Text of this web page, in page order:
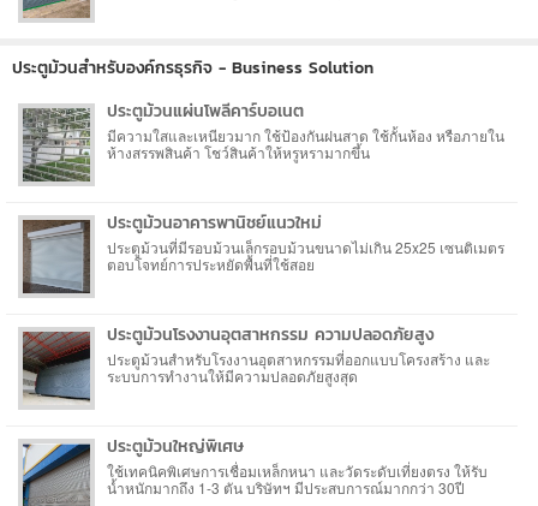
ประตูม้วนสำหรับองค์กรธุรกิจ - Business Solution
ประตูม้วนแผ่นโพลีคาร์บอเนต
มีความใสและเหนียวมาก ใช้ป้องกันฝนสาด ใช้กั้นห้อง หรือภายใน
ห้างสรรพสินค้า โชว์สินค้าให้หรูหรามากขึ้น
ประตูม้วนอาคารพานิชย์แนวใหม่
ประตูม้วนที่มีรอบม้วนเล็กรอบม้วนขนาดไม่เกิน 25x25 เซนติเมตร
ตอบโจทย์การประหยัดพื้นที่ใช้สอย
ประตูม้วนโรงงานอุตสาหกรรม ความปลอดภัยสูง
ประตูม้วนสำหรับโรงงานอุตสาหกรรมที่ออกแบบโครงสร้าง และ
ระบบการทำงานให้มีความปลอดภัยสูงสุด
ประตูม้วนใหญ่พิเศษ
ใช้เทคนิคพิเศษการเชื่อมเหล็กหนา และวัดระดับเที่ยงตรง ให้รับ
น้ำหนักมากถึง 1-3 ตัน บริษัทฯ มีประสบการณ์มากกว่า 30ปี